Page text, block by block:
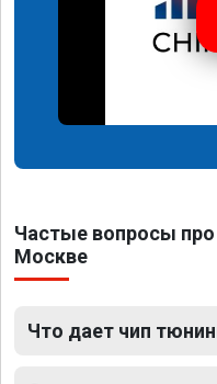
Частые вопросы про
Москве
Что дает чип